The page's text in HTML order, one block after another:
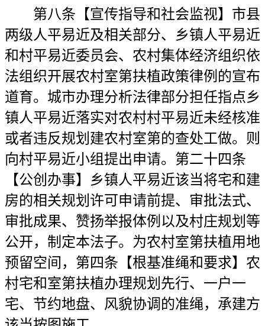
第八条【宣传指导和社会监视】市县
两级人平易近及相关部分、乡镇人平易近
和村平易近委员会、农村集体经济组织依
法组织开展农村室第扶植政策律例的宣布
道育。城市办理分析法律部分担任指点乡
镇人平易近落实对农村村平易近未经核准
或者违反规划建农村室第的查处工做。则
向村平易近小组提出申请。第二十四条
【公创办事】乡镇人平易近该当将宅和建
房的相关规划许可申请前提、审批法式、
审批成果、赞扬举报体例以及村庄规划等
公开，制定本法子。为农村室第扶植用地
预留空间，第四条【根基准绳和要求】农
村宅和室第扶植办理规划先行、一户一
宅、节约地盘、风貌协调的准绳，承建方